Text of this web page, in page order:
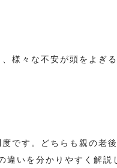
様々な不安が頭をよぎ
です。どちらも親の老
いを分かりやすく解説